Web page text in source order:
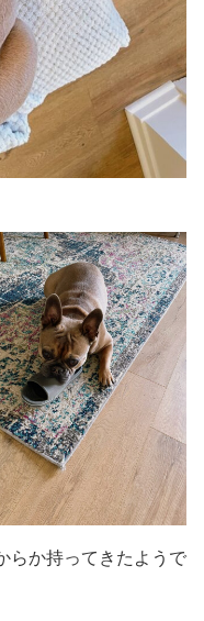
らか持ってきたようで